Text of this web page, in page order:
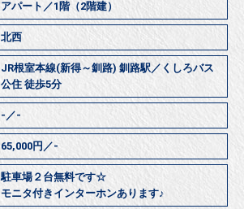
アパート／1階（2階建）
北西
JR根室本線(新得～釧路) 釧路駅／くしろバス
公住 徒歩5分
-／-
65,000円／-
駐車場２台無料です☆
モニタ付きインターホンあります♪